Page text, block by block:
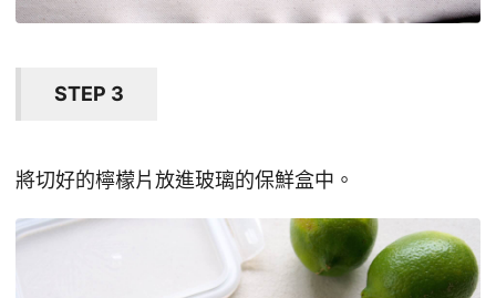
STEP 3
將切好的檸檬片放進玻璃的保鮮盒中。